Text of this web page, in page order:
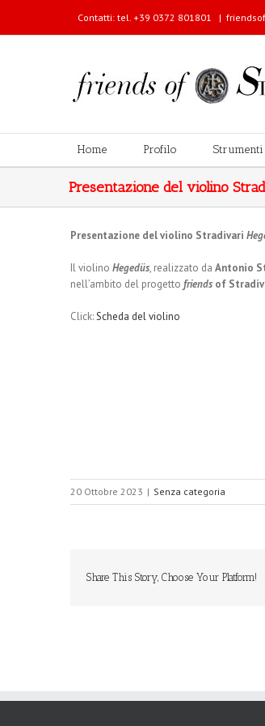
Contatti: tel. +39 0372 801801 |
Home Profilo Strumenti
Presentazione del violino
Presentazione del violino Stradivari
Il violinoHegedüs, realizzato daAntonio
nell’ambito del progettofriends of
Click:Scheda del violino
20 Ottobre 2023 | Senza categoria
Share This Story, Choose Your Platform!